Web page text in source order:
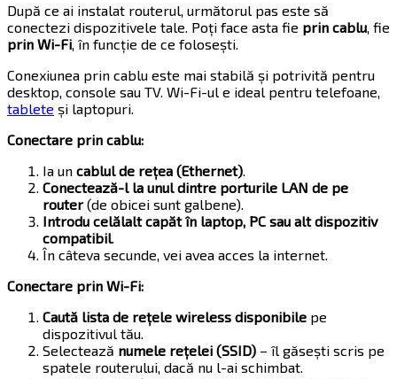
După ce ai instalat routerul, următorul pas este să
conectezi dispozitivele tale. Poți face asta fie prin cablu, fie
prin Wi-Fi, în funcție de ce folosești.
Conexiunea prin cablu este mai stabilă și potrivită pentru
desktop, console sau TV. Wi-Fi-ul e ideal pentru telefoane,
tablete și laptopuri.
Conectare prin cablu:
Ia un cablul de rețea (Ethernet).
Conectează-l la unul dintre porturile LAN de pe
router(de obicei sunt galbene).
Introdu celălalt capăt în laptop, PC sau alt dispozitiv
compatibil.
În câteva secunde, vei avea acces la internet.
Conectare prin Wi-Fi:
Caută lista de rețele wireless disponibile pe
dispozitivul tău.
Selectează numele rețelei (SSID) – îl găsești scris pe
spatele routerului, dacă nu l-ai schimbat.